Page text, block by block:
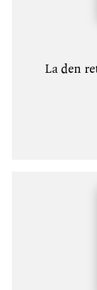
La den